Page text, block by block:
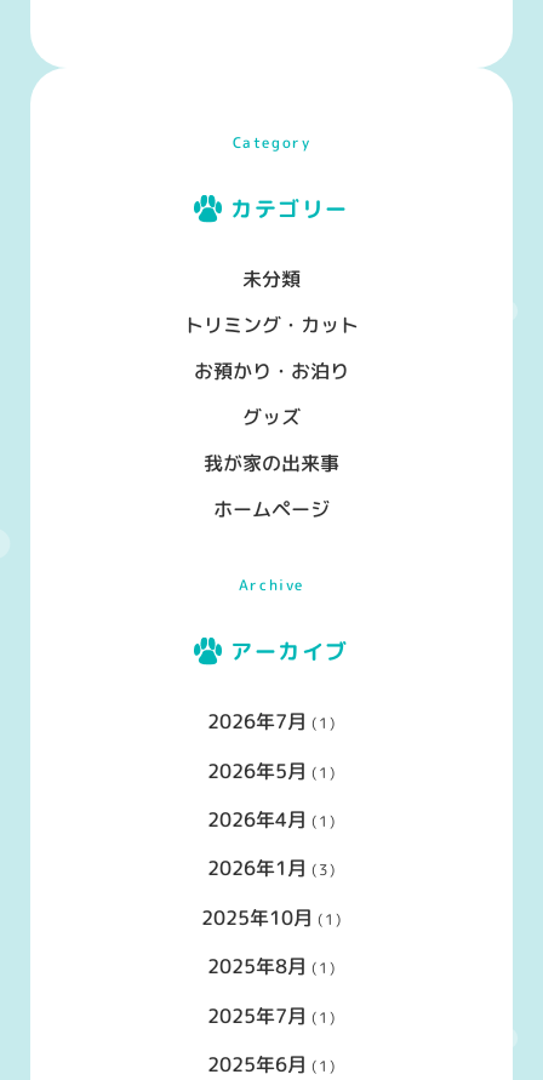
Category
カテゴリー
未分類
トリミング・カット
お預かり・お泊り
グッズ
我が家の出来事
ホームページ
Archive
アーカイブ
2026年7月 (1)
2026年5月 (1)
2026年4月 (1)
2026年1月 (3)
2025年10月 (1)
2025年8月 (1)
2025年7月 (1)
2025年6月 (1)